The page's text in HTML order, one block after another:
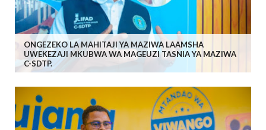
ONGEZEKO LA MAHITAJI YA MAZIWA LAAMSHA
UWEKEZAJI MKUBWA WA MAGEUZI TASNIA YA MAZIWA
C-SDTP.